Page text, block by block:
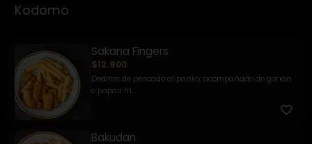
Kodomo
Sakana Fingers
$12.900
Deditos de pescado al panko, acompañado de gohan
o papas fri...
Bakudan